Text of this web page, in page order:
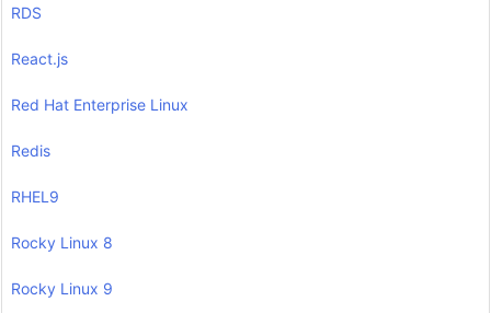
RDS
React.js
Red Hat Enterprise Linux
Redis
RHEL9
Rocky Linux 8
Rocky Linux 9